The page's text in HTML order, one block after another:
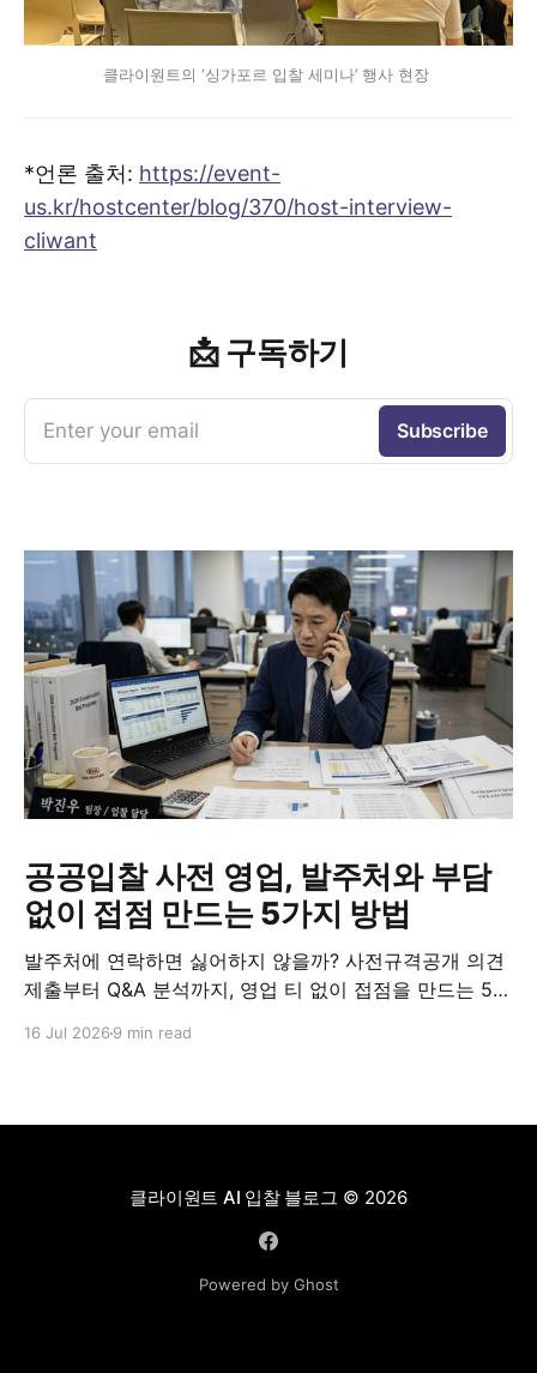
클라이원트의 ‘싱가포르 입찰 세미나’ 행사 현장
*언론 출처: https://event-
us.kr/hostcenter/blog/370/host-interview-
cliwant
📩 구독하기
Enter your email Subscribe
공공입찰 사전 영업, 발주처와 부담
없이 접점 만드는 5가지 방법
발주처에 연락하면 싫어하지 않을까? 사전규격공개 의견
제출부터 Q&A 분석까지, 영업 티 없이 접점을 만드는 5가
16 Jul 2026 9 min read
클라이원트 AI 입찰 블로그 © 2026
Powered by Ghost